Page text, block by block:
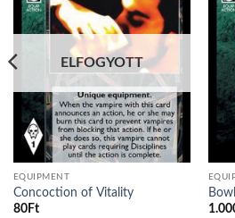
wishlist
ELFOGYOTT
EQUIPMENT
Concoction of Vitality
80Ft